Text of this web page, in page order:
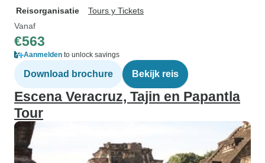
Reisorganisatie
Tours y Tickets
Vanaf
€563
Aanmelden to unlock savings
Download brochure Bekijk reis
Escena Veracruz, Tajin en Papantla
Tour